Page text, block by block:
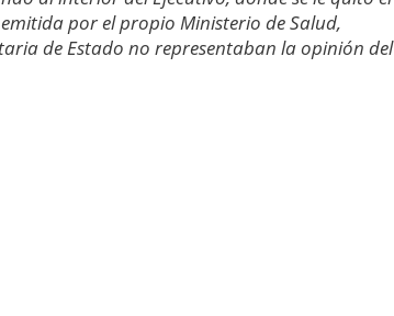
por el propio Ministerio de Salud,
de Estado no representaban la opinión del
enfermedades periodontales. Sin
embargo, estas son las...